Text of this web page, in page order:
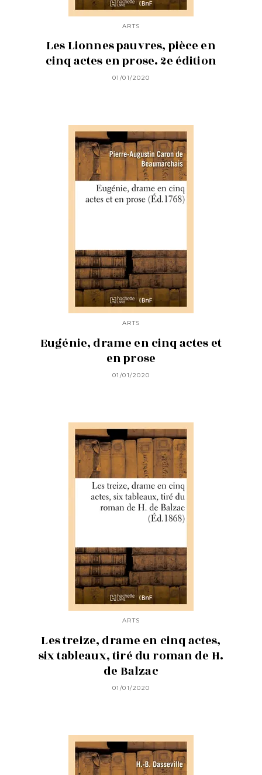
ARTS
Les Lionnes pauvres, pièce en
cinq actes en prose. 2e édition
01/01/2020
ARTS
Eugénie, drame en cinq actes et
en prose
01/01/2020
ARTS
Les treize, drame en cinq actes,
six tableaux, tiré du roman de H.
de Balzac
01/01/2020